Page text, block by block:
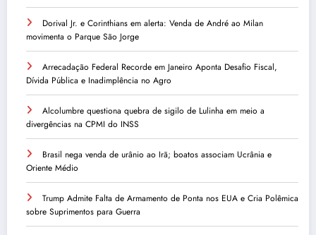
Dorival Jr. e Corinthians em alerta: Venda de André ao Milan
movimenta o Parque São Jorge
Arrecadação Federal Recorde em Janeiro Aponta Desafio Fiscal,
Dívida Pública e Inadimplência no Agro
Alcolumbre questiona quebra de sigilo de Lulinha em meio a
divergências na CPMI do INSS
Brasil nega venda de urânio ao Irã; boatos associam Ucrânia e
Oriente Médio
Trump Admite Falta de Armamento de Ponta nos EUA e Cria Polêmica
sobre Suprimentos para Guerra